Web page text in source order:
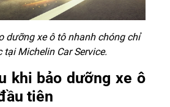
dưỡng xe ô tô nhanh chóng chỉ
tại Michelin Car Service.
khi bảo dưỡng xe ô
tiên